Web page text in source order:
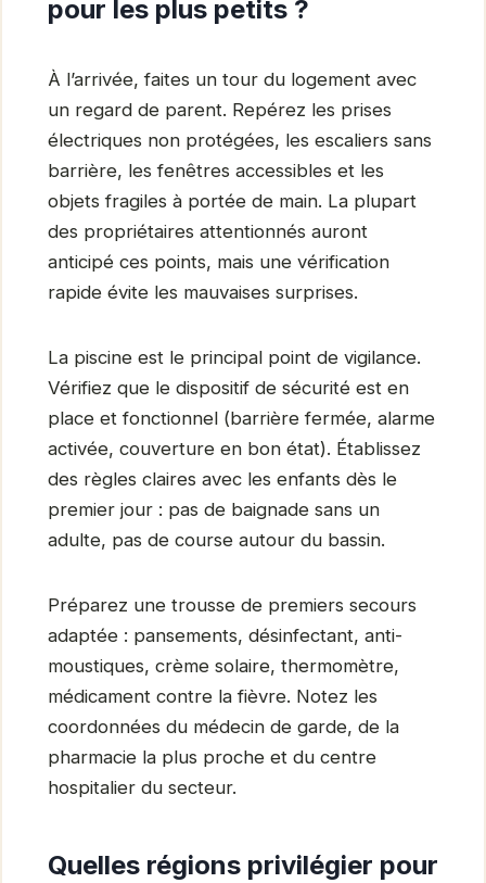
pour les plus petits ?
À l’arrivée, faites un tour du logement avec
un regard de parent. Repérez les prises
électriques non protégées, les escaliers sans
barrière, les fenêtres accessibles et les
objets fragiles à portée de main. La plupart
des propriétaires attentionnés auront
anticipé ces points, mais une vérification
rapide évite les mauvaises surprises.
La piscine est le principal point de vigilance.
Vérifiez que le dispositif de sécurité est en
place et fonctionnel (barrière fermée, alarme
activée, couverture en bon état). Établissez
des règles claires avec les enfants dès le
premier jour : pas de baignade sans un
adulte, pas de course autour du bassin.
Préparez une trousse de premiers secours
adaptée : pansements, désinfectant, anti-
moustiques, crème solaire, thermomètre,
médicament contre la fièvre. Notez les
coordonnées du médecin de garde, de la
pharmacie la plus proche et du centre
hospitalier du secteur.
Quelles régions privilégier pour